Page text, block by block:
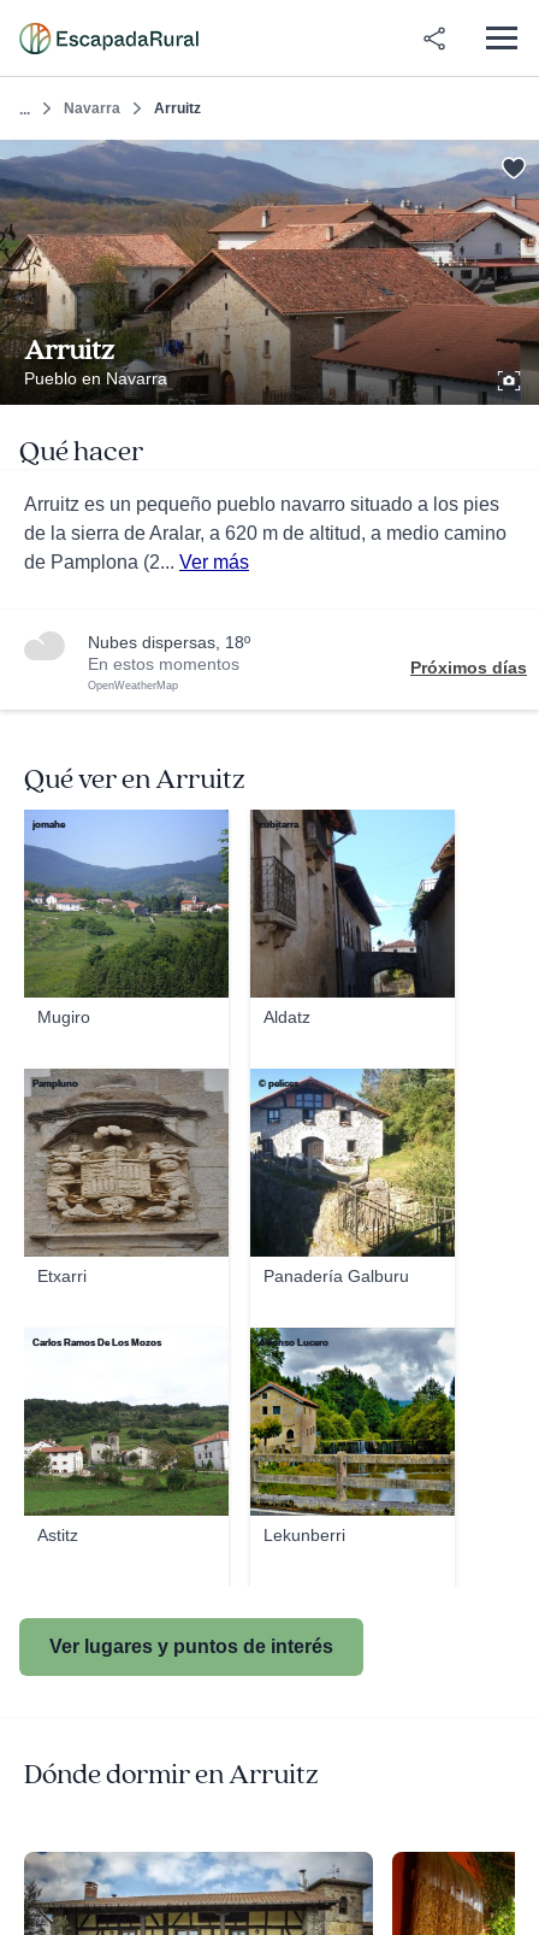
... Navarra Arruitz
Arruitz
Pueblo en Navarra
Qué hacer
Arruitz es un pequeño pueblo navarro situado a los pies
de la sierra de Aralar, a 620 m de altitud, a medio camino
de Pamplona (2... Ver más
nubes dispersas, 18º
En estos momentos
OpenWeatherMap
Próximos días
Qué ver en Arruitz
Mugiro
jomahe
Aldatz
zubitarra
Etxarri
Pampluno
Panadería Galburu
© pelices
Astitz
Carlos Ramos De Los Mozos
Lekunberri
Alfonso Lucero
Ver lugares y puntos de interés
Dónde dormir en Arruitz